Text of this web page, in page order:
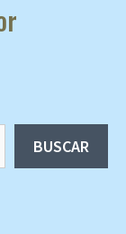
BUSCAR